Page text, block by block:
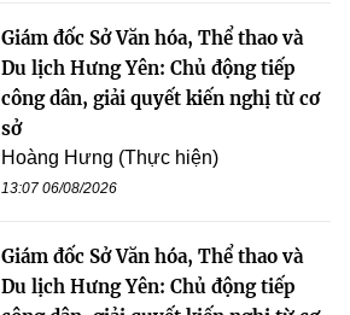
Giám đốc Sở Văn hóa, Thể thao và
Du lịch Hưng Yên: Chủ động tiếp
công dân, giải quyết kiến nghị từ cơ
sở
Hoàng Hưng (Thực hiện)
13:07 06/08/2026
Giám đốc Sở Văn hóa, Thể thao và
Du lịch Hưng Yên: Chủ động tiếp